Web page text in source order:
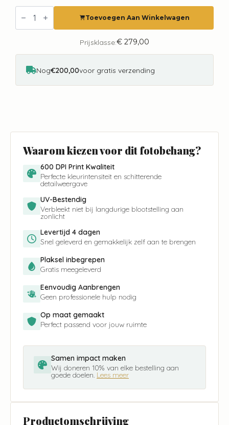
Fotobehang
8048
Herengracht
aantal
Toevoegen Aan Winkelwagen
Prijsklasse:€ 279,00
Nog€200,00voor gratis verzending
Waarom kiezen voor dit fotobehang?
600 DPI Print Kwaliteit
Perfecte kleurintensiteit en schitterende
detailweergave
UV-Bestendig
Verbleekt niet bij langdurige blootstelling aan
zonlicht
Levertijd 4 dagen
Snel geleverd en gemakkelijk zelf aan te brengen
Plaksel inbegrepen
Gratis meegeleverd
Eenvoudig Aanbrengen
Geen professionele hulp nodig
Op maat gemaakt
Perfect passend voor jouw ruimte
Samen impact maken
Wij doneren 10% van elke bestelling aan
goede doelen. Lees meer
Productomschrijving